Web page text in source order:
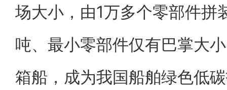
场大小，由1万多个零部件
吨、最小零部件仅有巴掌大
箱船，成为我国船舶绿色低